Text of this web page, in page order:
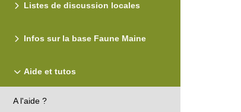
Listes de discussion locales
Infos sur la base Faune Maine
Aide et tutos
A l'aide ?